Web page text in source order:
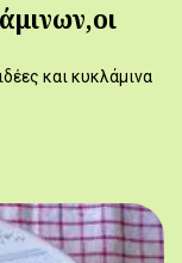
και κυκλάμινα